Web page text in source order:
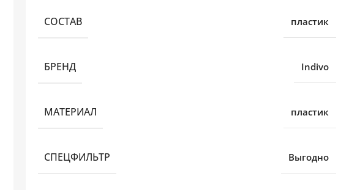
СОСТАВ пластик
БРЕНД Indivo
МАТЕРИАЛ пластик
СПЕЦФИЛЬТР Выгодно